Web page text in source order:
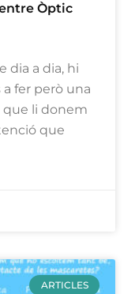
Òptic
dia a dia, hi
fer però una
que li donem
que
ARTICLES